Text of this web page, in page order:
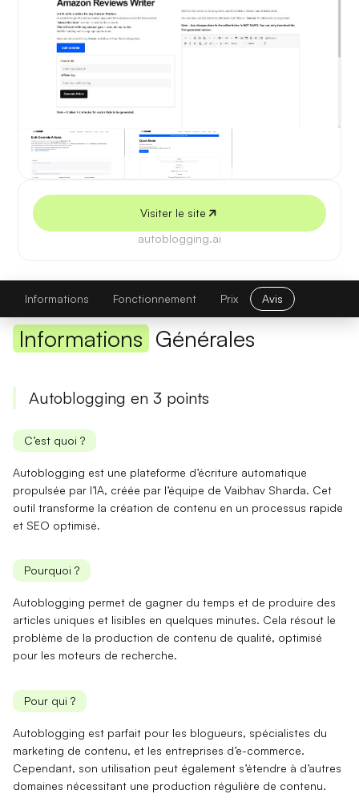
5 juillet 2026
Visiter le site
autoblogging.ai
Autoblogging
Visiter le site
Informations
Fonctionnement Prix Avis
Informations Générales
Autoblogging en 3 points
C’est quoi ?
Autoblogging est une plateforme d’écriture automatique
propulsée par l’IA, créée par l’équipe de Vaibhav Sharda. Cet
outil transforme la création de contenu en un processus rapide
et SEO optimisé.
Pourquoi ?
Autoblogging permet de gagner du temps et de produire des
articles uniques et lisibles en quelques minutes. Cela résout le
problème de la production de contenu de qualité, optimisé
pour les moteurs de recherche.
Pour qui ?
Autoblogging est parfait pour les blogueurs, spécialistes du
marketing de contenu, et les entreprises d’e-commerce.
Cependant, son utilisation peut également s’étendre à d’autres
domaines nécessitant une production régulière de contenu.